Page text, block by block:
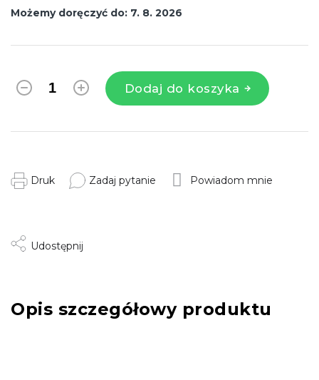
Możemy doręczyć do: 7. 8. 2026
Dodaj do koszyka
Druk Zadaj pytanie Powiadom mnie
Udostępnij
Opis szczegółowy produktu